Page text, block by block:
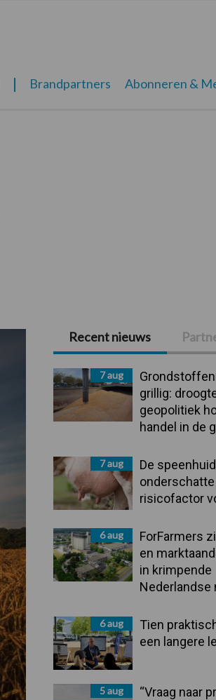
Brandpartners Abonneren &
Primaire
Sidebar
Recent nieuws
7 aug
grillig:
geopolitiek
handel in de
7 aug
De
onderschatte
risicofactor
6 aug
ForFarmers
en
in krimpende
Nederlandse
6 aug
Tien
een langere
5 aug
“Vraag naar